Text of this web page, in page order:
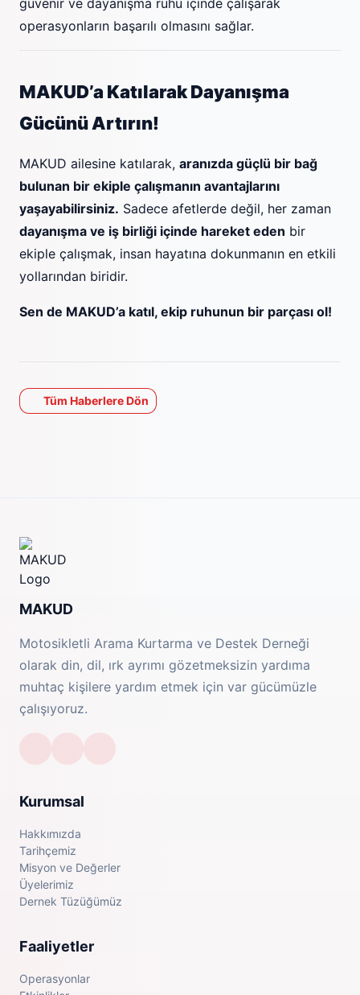
güvenir ve dayanışma ruhu içinde çalışarak
operasyonların başarılı olmasını sağlar.
MAKUD’a Katılarak Dayanışma
Gücünü Artırın!
MAKUD ailesine katılarak, aranızda güçlü bir bağ
bulunan bir ekiple çalışmanın avantajlarını
yaşayabilirsiniz. Sadece afetlerde değil, her zaman
dayanışma ve iş birliği içinde hareket eden bir
ekiple çalışmak, insan hayatına dokunmanın en etkili
yollarından biridir.
Sen de MAKUD’a katıl, ekip ruhunun bir parçası ol!
Tüm Haberlere Dön
MAKUD
Motosikletli Arama Kurtarma ve Destek Derneği
olarak din, dil, ırk ayrımı gözetmeksizin yardıma
muhtaç kişilere yardım etmek için var gücümüzle
çalışıyoruz.
Kurumsal
Hakkımızda
Tarihçemiz
Misyon ve Değerler
Üyelerimiz
Dernek Tüzüğümüz
Faaliyetler
Operasyonlar